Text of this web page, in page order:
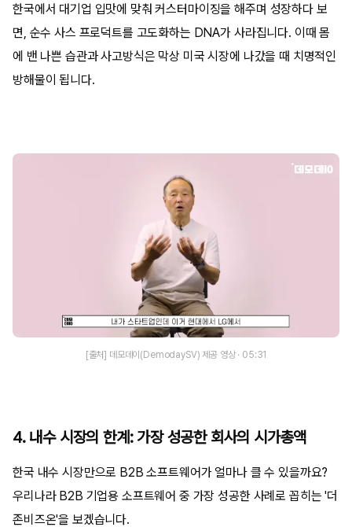
한국에서 대기업 입맛에 맞춰 커스터마이징을 해주며 성장하다 보
면, 순수 사스 프로덕트를 고도화하는 DNA가 사라집니다. 이때 몸
에 밴 나쁜 습관과 사고방식은 막상 미국 시장에 나갔을 때 치명적인
방해물이 됩니다.
[출처] 데모데이(DemodaySV) 제공 영상 · 05:31
4. 내수 시장의 한계: 가장 성공한 회사의 시가총액
한국 내수 시장만으로 B2B 소프트웨어가 얼마나 클 수 있을까요?
우리나라 B2B 기업용 소프트웨어 중 가장 성공한 사례로 꼽히는 '더
존비즈온'을 보겠습니다.